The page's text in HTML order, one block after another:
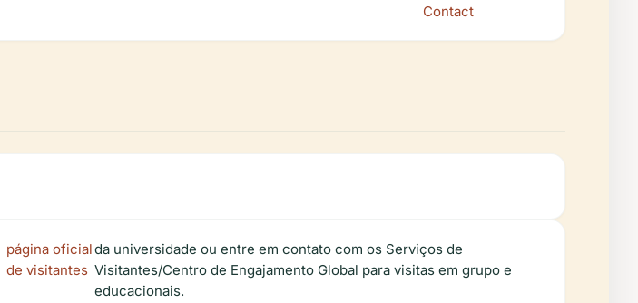
Contact
página oficial
de visitantes
da universidade ou entre em contato com os Serviços de
Visitantes/Centro de Engajamento Global para visitas em grupo e
educacionais.